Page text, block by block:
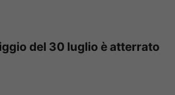
del 30 luglio è atterrato